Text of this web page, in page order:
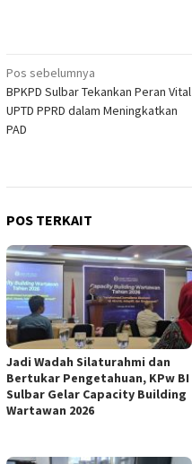
Navigasi
pos
Pos sebelumnya
BPKPD Sulbar Tekankan Peran Vital
UPTD PPRD dalam Meningkatkan
PAD
POS TERKAIT
Jadi Wadah Silaturahmi dan
Bertukar Pengetahuan, KPw BI
Sulbar Gelar Capacity Building
Wartawan 2026